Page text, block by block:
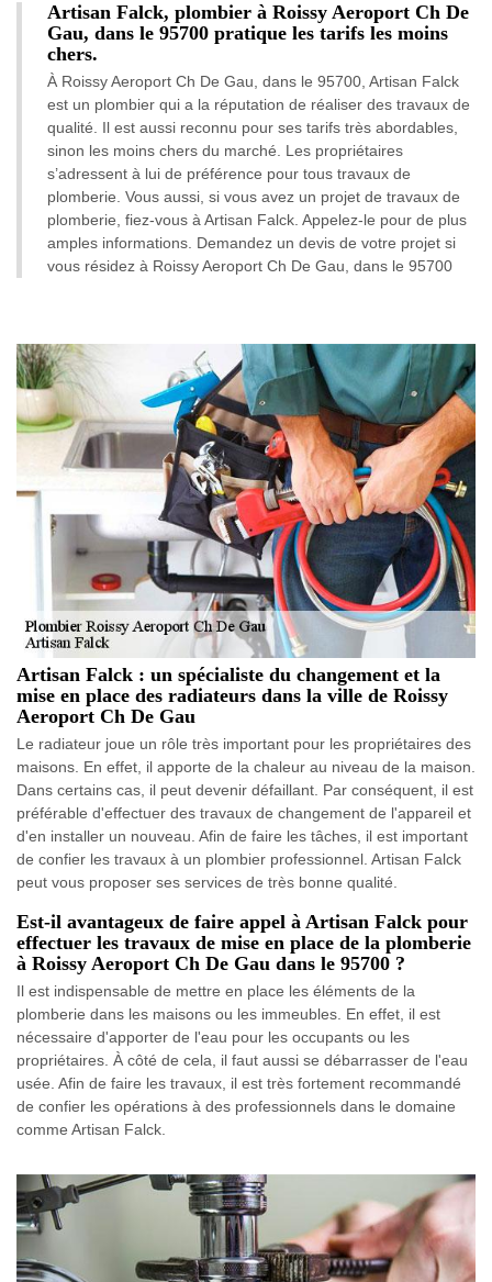
Artisan Falck, plombier à Roissy Aeroport Ch De
Gau, dans le 95700 pratique les tarifs les moins
chers.
À Roissy Aeroport Ch De Gau, dans le 95700, Artisan Falck
est un plombier qui a la réputation de réaliser des travaux de
qualité. Il est aussi reconnu pour ses tarifs très abordables,
sinon les moins chers du marché. Les propriétaires
s’adressent à lui de préférence pour tous travaux de
plomberie. Vous aussi, si vous avez un projet de travaux de
plomberie, fiez-vous à Artisan Falck. Appelez-le pour de plus
amples informations. Demandez un devis de votre projet si
vous résidez à Roissy Aeroport Ch De Gau, dans le 95700
Artisan Falck : un spécialiste du changement et la
mise en place des radiateurs dans la ville de Roissy
Aeroport Ch De Gau
Le radiateur joue un rôle très important pour les propriétaires des
maisons. En effet, il apporte de la chaleur au niveau de la maison.
Dans certains cas, il peut devenir défaillant. Par conséquent, il est
préférable d'effectuer des travaux de changement de l'appareil et
d'en installer un nouveau. Afin de faire les tâches, il est important
de confier les travaux à un plombier professionnel. Artisan Falck
peut vous proposer ses services de très bonne qualité.
Est-il avantageux de faire appel à Artisan Falck pour
effectuer les travaux de mise en place de la plomberie
à Roissy Aeroport Ch De Gau dans le 95700 ?
Il est indispensable de mettre en place les éléments de la
plomberie dans les maisons ou les immeubles. En effet, il est
nécessaire d'apporter de l'eau pour les occupants ou les
propriétaires. À côté de cela, il faut aussi se débarrasser de l'eau
usée. Afin de faire les travaux, il est très fortement recommandé
de confier les opérations à des professionnels dans le domaine
comme Artisan Falck.